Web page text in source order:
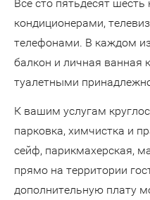
Все сто пятьдесят
кондиционерами,
телефонами. В каждом
балкон и личная ванная
туалетными
К вашим услугам
парковка, химчистка и
сейф, парикмахерская,
прямо на территории
дополнительную плату